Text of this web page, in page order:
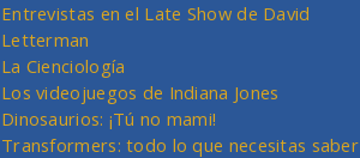
Entrevistas en el Late Show de David
Letterman
La Cienciología
Los videojuegos de Indiana Jones
Dinosaurios: ¡Tú no mami!
Transformers: todo lo que necesitas saber